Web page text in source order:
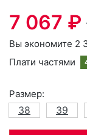
7 067 ₽
Вы экономите 2
Плати частями
Размер:
38
39